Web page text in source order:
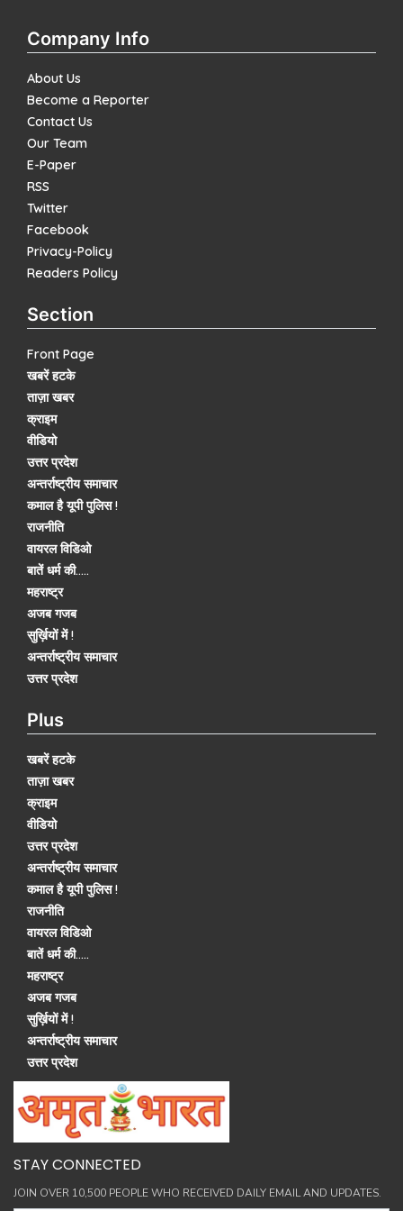
Company Info
About Us
Become a Reporter
Contact Us
Our Team
E-Paper
RSS
Twitter
Facebook
Privacy-Policy
Readers Policy
Section
Front Page
खबरें हटके
ताज़ा खबर
क्राइम
वीडियो
उत्तर प्रदेश
अन्तर्राष्ट्रीय समाचार
कमाल है यूपी पुलिस !
राजनीति
वायरल विडिओ
बातें धर्म की.....
महराष्ट्र
अजब गजब
सुर्ख़ियों में !
अन्तर्राष्ट्रीय समाचार
उत्तर प्रदेश
Plus
खबरें हटके
ताज़ा खबर
क्राइम
वीडियो
उत्तर प्रदेश
अन्तर्राष्ट्रीय समाचार
कमाल है यूपी पुलिस !
राजनीति
वायरल विडिओ
बातें धर्म की.....
महराष्ट्र
अजब गजब
सुर्ख़ियों में !
अन्तर्राष्ट्रीय समाचार
उत्तर प्रदेश
STAY CONNECTED
JOIN OVER 10,500 PEOPLE WHO RECEIVED DAILY EMAIL AND UPDATES.